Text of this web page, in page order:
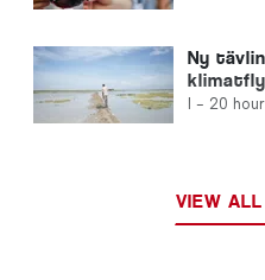
Ny
I - 20
VIEW